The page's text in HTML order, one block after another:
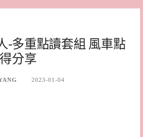
-多重點讀套組 風車點
分享
2023-01-04